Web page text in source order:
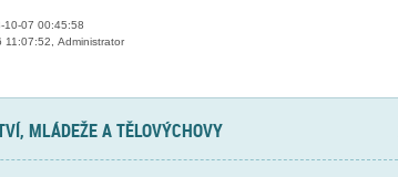
10-07 00:45:58
11:07:52, Administrator
MLÁDEŽE A TĚLOVÝCHOVY